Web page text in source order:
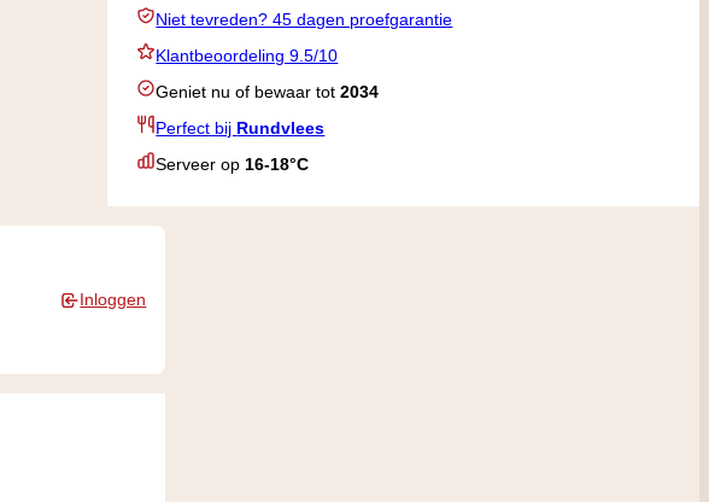
Niet tevreden? 45 dagen proefgarantie
Klantbeoordeling 9.5/10
Geniet nu of bewaar tot2034
Perfect bij Rundvlees
Serveer op 16-18°C
Inloggen